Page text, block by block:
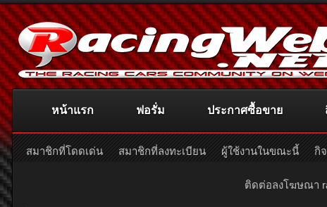
ติดต่อลงโฆษณา
หน้าแรก ฟอรั่ม ประกาศซื้อขาย
สมาชิกที่โดดเด่น สมาชิกที่ลงทะเบียน ผู้ใช้งานในขณะนี้ กิ